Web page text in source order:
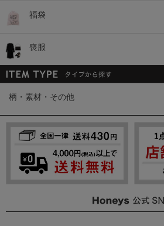
福袋
喪服
柄・素材・その他